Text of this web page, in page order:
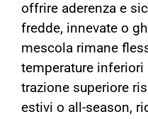
offrire aderenza e
fredde, innevate o
mescola rimane
temperature inferiori
trazione superiore
estivi o all-season,